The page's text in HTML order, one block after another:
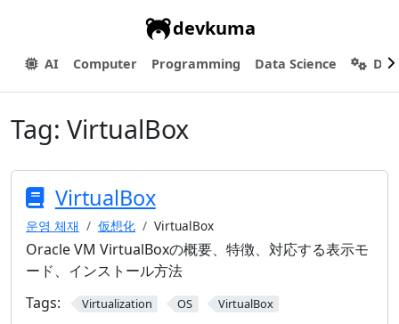
devkuma
AI Computer Programming Data Science
Tag: VirtualBox
VirtualBox
운영 체재 仮想化 VirtualBox
Oracle VM VirtualBoxの概要、特徴、対応する表示モ
ード、インストール方法
Tags:
Virtualization OS VirtualBox